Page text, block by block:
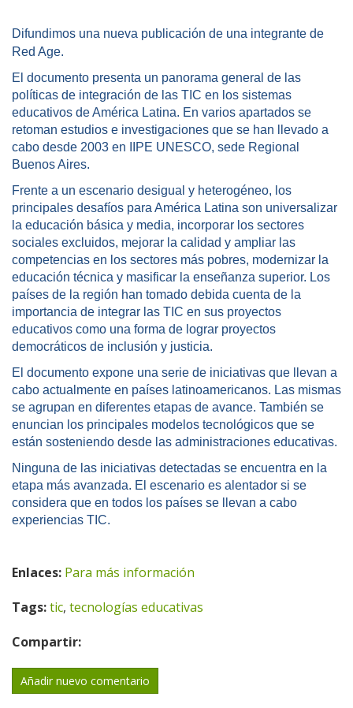
Difundimos una nueva publicación de una integrante de
Red Age.
El documento presenta un panorama general de las
políticas de integración de las TIC en los sistemas
educativos de América Latina. En varios apartados se
retoman estudios e investigaciones que se han llevado a
cabo desde 2003 en IIPE UNESCO, sede Regional
Buenos Aires.
Frente a un escenario desigual y heterogéneo, los
principales desafíos para América Latina son universalizar
la educación básica y media, incorporar los sectores
sociales excluidos, mejorar la calidad y ampliar las
competencias en los sectores más pobres, modernizar la
educación técnica y masificar la enseñanza superior. Los
países de la región han tomado debida cuenta de la
importancia de integrar las TIC en sus proyectos
educativos como una forma de lograr proyectos
democráticos de inclusión y justicia.
El documento expone una serie de iniciativas que llevan a
cabo actualmente en países latinoamericanos. Las mismas
se agrupan en diferentes etapas de avance. También se
enuncian los principales modelos tecnológicos que se
están sosteniendo desde las administraciones educativas.
Ninguna de las iniciativas detectadas se encuentra en la
etapa más avanzada. El escenario es alentador si se
considera que en todos los países se llevan a cabo
experiencias TIC.
Enlaces: Para más información
Tags:tic, tecnologías educativas
Compartir:
Añadir nuevo comentario